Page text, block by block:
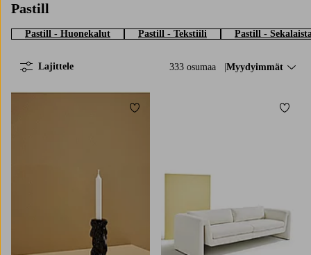
Pastill
Pastill - Huonekalut Pastill - Tekstiili Pastill -
333 osumaa Lajittele:
Myydyimmät
Lajittele
Lisää suosikkeihin Lisää